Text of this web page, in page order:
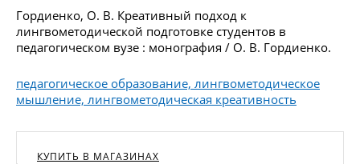
Гордиенко, О. В. Креативный подход к
лингвометодической подготовке студентов в
педагогическом вузе : монография / О. В. Гордиенко.
педагогическое образование, лингвометодическое
мышление, лингвометодическая креативность
КУПИТЬ В МАГАЗИНАХ